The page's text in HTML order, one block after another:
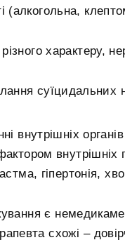
(алкогольна,
різного характеру,
суїцидальних
внутрішніх
внутрішніх
гіпертонія,
є
схожі –